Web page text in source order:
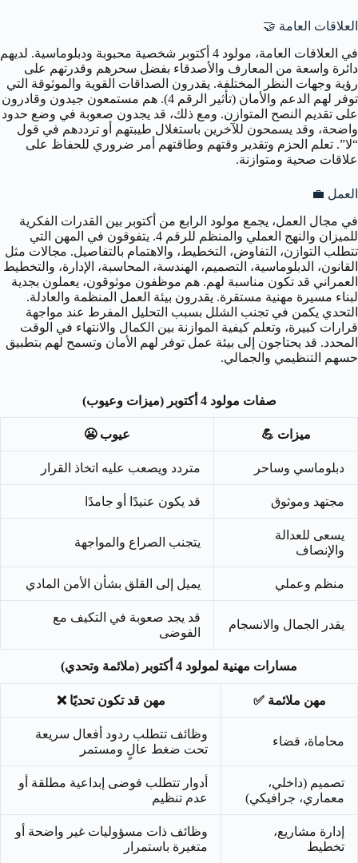
العلاقات العامة 🤝
في العلاقات العامة، مولود 4 أكتوبر شخصية محبوبة ودبلوماسية. لديهم
دائرة واسعة من المعارف والأصدقاء بفضل سحرهم وقدرتهم على
رؤية وجهات النظر المختلفة. يقدرون الصداقات القوية والموثوقة التي
توفر لهم الدعم والأمان (تأثير الرقم 4). هم مستمعون جيدون وقادرون
على تقديم النصح المتوازن. ومع ذلك، قد يجدون صعوبة في وضع حدود
واضحة، وقد يسمحون للآخرين باستغلال طيبتهم أو ترددهم في قول
“لا”. تعلم الحزم وتقدير وقتهم وطاقتهم أمر ضروري للحفاظ على
علاقات صحية ومتوازنة.
العمل 💼
في مجال العمل، يجمع مولود الرابع من أكتوبر بين القدرات الفكرية
للميزان والنهج العملي والمنظم للرقم 4. يتفوقون في المهن التي
تتطلب التوازن، التفاوض، التخطيط، والاهتمام بالتفاصيل. مجالات مثل
القانون، الدبلوماسية، التصميم، الهندسة، المحاسبة، الإدارة، والتخطيط
العمراني قد تكون مناسبة لهم. هم موظفون موثوقون، يعملون بجدية
لبناء مسيرة مهنية مستقرة. يقدرون بيئة العمل المنظمة والعادلة.
التحدي يكمن في تجنب الشلل بسبب التحليل المفرط عند مواجهة
قرارات كبيرة، وتعلم كيفية الموازنة بين الكمال والانتهاء في الوقت
المحدد. قد يحتاجون إلى بيئة عمل توفر لهم الأمان وتسمح لهم بتطبيق
حسهم التنظيمي والجمالي.
صفات مولود 4 أكتوبر (ميزات وعيوب)
ميزات 💪 عيوب 😬
دبلوماسي وساحر متردد ويصعب عليه اتخاذ القرار
مجتهد وموثوق قد يكون عنيدًا أو جامدًا
يسعى للعدالة
والإنصاف
يتجنب الصراع والمواجهة
منظم وعملي يميل إلى القلق بشأن الأمن المادي
يقدر الجمال والانسجام
قد يجد صعوبة في التكيف مع
الفوضى
مسارات مهنية لمولود 4 أكتوبر (ملائمة وتحدي)
مهن ملائمة ✅ مهن قد تكون تحديًا ❌
محاماة، قضاء
وظائف تتطلب ردود أفعال سريعة
تحت ضغط عالٍ ومستمر
تصميم (داخلي،
معماري، جرافيكي)
أدوار تتطلب فوضى إبداعية مطلقة أو
عدم تنظيم
إدارة مشاريع،
تخطيط
وظائف ذات مسؤوليات غير واضحة أو
متغيرة باستمرار